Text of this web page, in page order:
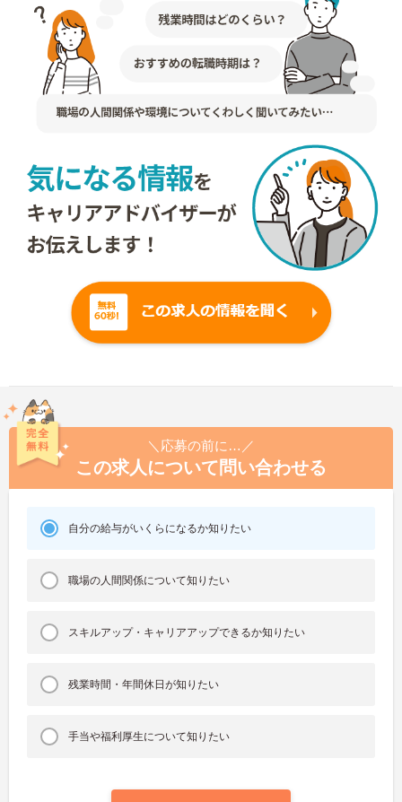
＼応募の前に…／
この求人について問い合わせる
自分の給与がいくらになるか知りたい
職場の人間関係について知りたい
スキルアップ・キャリアアップできるか知りたい
残業時間・年間休日が知りたい
手当や福利厚生について知りたい